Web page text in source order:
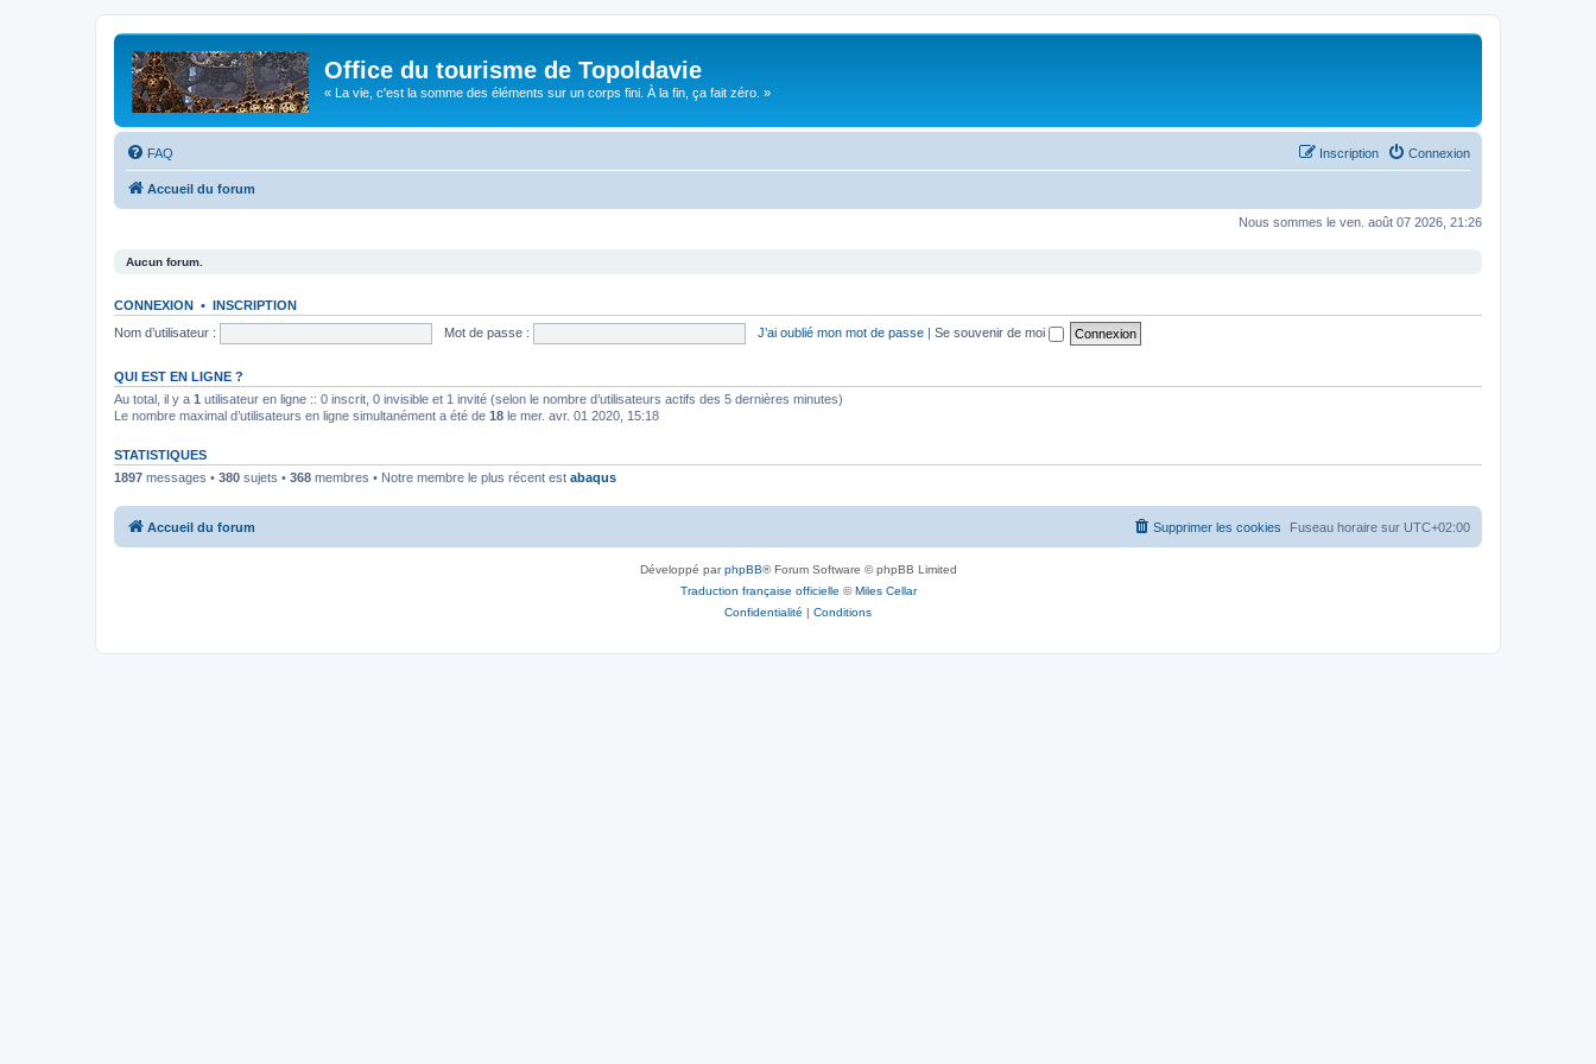
Office du tourisme de Topoldavie
« La vie, c'est la somme des éléments sur un corps fini. À la fin, ça fait zéro. »
FAQ Connexion
Inscription
Accueil du forum
Nous sommes le ven. août 07 2026, 21:26
Aucun forum.
CONNEXION • INSCRIPTION
Nom d’utilisateur :
Mot de passe : J’ai oublié mon mot de passe | Se souvenir de moi
QUI EST EN LIGNE ?
Au total, il y a 1 utilisateur en ligne :: 0 inscrit, 0 invisible et 1 invité (selon le nombre d’utilisateurs actifs des 5 dernières minutes)
Le nombre maximal d’utilisateurs en ligne simultanément a été de 18 le mer. avr. 01 2020, 15:18
STATISTIQUES
1897 messages • 380 sujets • 368 membres • Notre membre le plus récent est abaqus
Accueil du forum Fuseau horaire sur UTC+02:00
Supprimer les cookies
Développé parphpBB® Forum Software © phpBB Limited
Traduction française officielle ©Miles Cellar
Confidentialité | Conditions